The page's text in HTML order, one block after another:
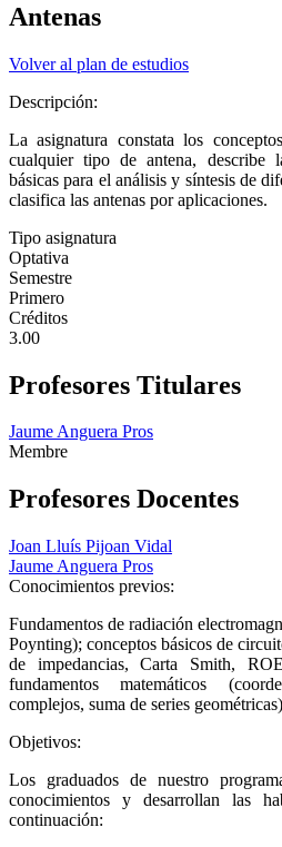
Antenas
Volver al plan de estudios
Descripción:
La asignatura constata los
cualquier tipo de antena, describe
básicas para el análisis y síntesis de
clasifica las antenas por aplicaciones.
Tipo asignatura
Optativa
Semestre
Primero
Créditos
3.00
Profesores Titulares
Jaume Anguera Pros
Membre
Profesores Docentes
Joan Lluís Pijoan Vidal
Jaume Anguera Pros
Conocimientos previos:
Fundamentos de radiación
Poynting); conceptos básicos de
de impedancias, Carta Smith,
fundamentos matemáticos
complejos, suma de series
Objetivos:
Los graduados de nuestro
conocimientos y desarrollan las
continuación: